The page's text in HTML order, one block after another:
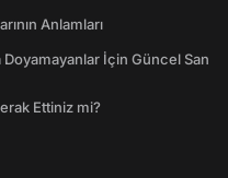
Anlamları
İçin Güncel San
Ettiniz mi?